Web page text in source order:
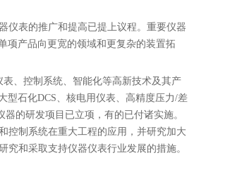
仪表的推广和提高已提上议程。重要仪器
项产品向更宽的领域和更复杂的装置拓
、控制系统、智能化等高新技术及其产
型石化DCS、核电用仪表、高精度压力/差
的研发项目已立项，有的已付诸实施。
控制系统在重大工程的应用，并研究加大
和采取支持仪器仪表行业发展的措施。